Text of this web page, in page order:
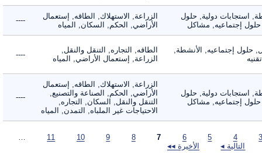
استجابات دولية, حلول
إجتماعيه, مشاكل
الزراعة, الاستهلاك, الطاقه, إستعمال
الأراضي, الحكم, السكان, المياه
----
إجتماعيه, الأنشطة,
الطاقه, التجاره, التنقل والنقل,
الزراعة, إستعمال الأراضي, المياه
----
استجابات دولية, حلول
إجتماعيه, مشاكل
الزراعة, الاستهلاك, الطاقه, إستعمال
الأراضي, الحكم, الصناعة والتصنيع,
التنقل والنقل, السكان, التجاره,
الاحتياجات غير الملباه, التمدن, المياه
----
التالية ◂
الأخيرة ◂◂